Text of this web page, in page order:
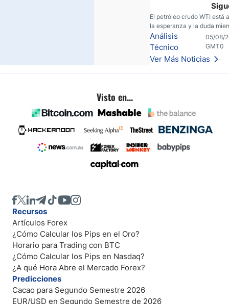
El petróleo crudo WTI está
la esperanza y la duda
las conversaciones entre
Unidos. Aquí está la razón
antes de tomar partido en
Análisis
Técnico
05/08/
GMT0
Ver Más Noticias
Visto en...
Recursos
Artículos Forex
¿Cómo Calcular los Pips en el Oro?
Horario para Trading con BTC
¿Cómo Calcular los Pips en Nasdaq?
¿A qué Hora Abre el Mercado Forex?
Predicciones
Cacao para Segundo Semestre 2026
EUR/USD en Segundo Semestre de 2026